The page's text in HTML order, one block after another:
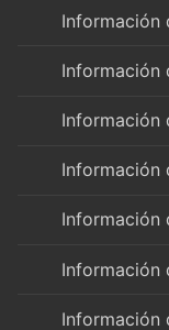
Información
Información
Información
Información
Información
Información
Información